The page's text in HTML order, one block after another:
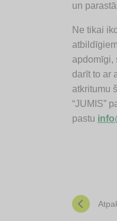
un
Ne tikai
apdomīgi,
darīt to ar
atkritumu
“JUMIS”
pastu